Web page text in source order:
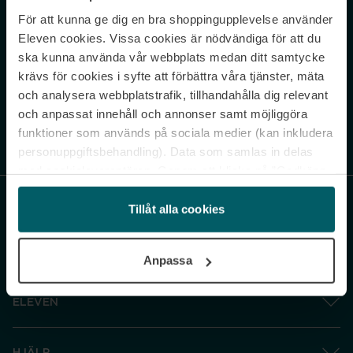
För att kunna ge dig en bra shoppingupplevelse använder
Eleven cookies. Vissa cookies är nödvändiga för att du
ska kunna använda vår webbplats medan ditt samtycke
krävs för cookies i syfte att förbättra våra tjänster, mäta
och analysera webbplatstrafik, tillhandahålla dig relevant
och anpassat innehåll och annonser samt möjliggöra
funktioner som används på sociala medier (kan inkludera
personuppgiftsbehandling). Data som samlas in delas
och gå vidare” accepterar du samtliga cookies medan du
under ”Inställningar” kan anpassa användningen av
cookies. Du kan återkalla ditt samtycke när som helst.
Tillåt alla cookies
Anpassa
Never miss a beat.
Sign up to our newsletter.
Genom att prenumerera accepterar du vår Integritetspolicy. Avprenumerera
ELEVEN